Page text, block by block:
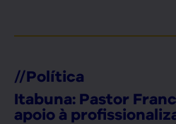
//Política
Itabuna: Pastor
apoio à